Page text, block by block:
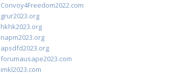
Convoy4Freedom2022.com
grur2023.org
hkhk2023.org
napm2023.org
apsdfd2023.org
forumausape2023.com
imkl2023.com